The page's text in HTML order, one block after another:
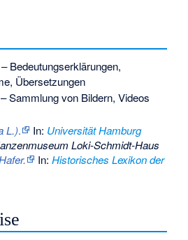
Bedeutungserklärungen,
Übersetzungen
Sammlung von Bildern, Videos
L.). In: Universität Hamburg
Loki-Schmidt-Haus
In: Historisches Lexikon der